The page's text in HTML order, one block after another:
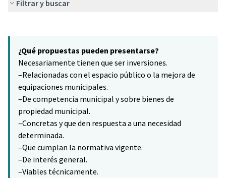
Filtrar y buscar
−
¿Qué propuestas pueden presentarse?
Necesariamente tienen que ser inversiones.
–Relacionadas con el espacio público o la mejora de
equipaciones municipales.
–De competencia municipal y sobre bienes de
propiedad municipal.
–Concretas y que den respuesta a una necesidad
determinada.
–Que cumplan la normativa vigente.
–De interés general.
–Viables técnicamente.